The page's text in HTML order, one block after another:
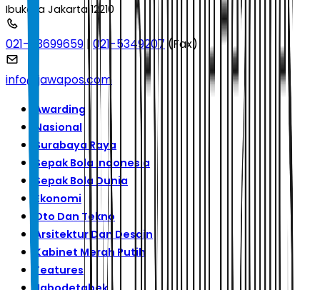
Ibukota Jakarta 12210
021-53699659 | 021-5349207 (Fax)
info@jawapos.com
Awarding
Nasional
Surabaya Raya
Sepak Bola Indonesia
Sepak Bola Dunia
Ekonomi
Oto Dan Tekno
Arsitektur Dan Desain
Kabinet Merah Putih
Features